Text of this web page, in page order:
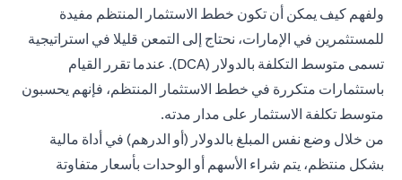
ولفهم كيف يمكن أن تكون خطط الاستثمار المنتظم مفيدة
للمستثمرين في الإمارات، نحتاج إلى التمعن قليلا في استراتيجية
تسمى متوسط ​​التكلفة بالدولار (DCA). عندما تقرر القيام
باستثمارات متكررة في خطط الاستثمار المنتظم، فإنهم يحسبون
متوسط ​​تكلفة الاستثمار على مدار مدته.
من خلال وضع نفس المبلغ بالدولار (أو الدرهم) في أداة مالية
بشكل منتظم، يتم شراء الأسهم أو الوحدات بأسعار متفاوتة